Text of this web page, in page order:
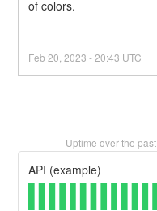
of colors.
Feb20 ,2023 -20:43 UTC
Uptime over the past
API (example)